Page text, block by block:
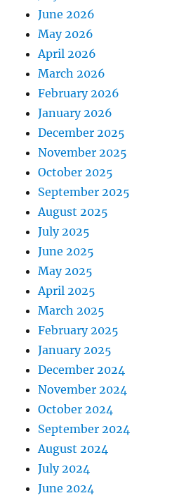
June 2026
May 2026
April 2026
March 2026
February 2026
January 2026
December 2025
November 2025
October 2025
September 2025
August 2025
July 2025
June 2025
May 2025
April 2025
March 2025
February 2025
January 2025
December 2024
November 2024
October 2024
September 2024
August 2024
July 2024
June 2024